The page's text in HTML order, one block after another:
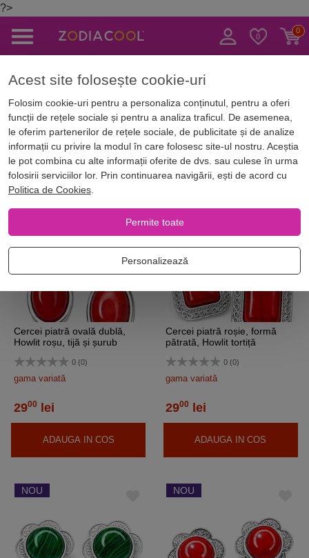
?>
Magazin Online Bijuterii norocoase Cercei cu pietre semipretioase
Cercei cu pietre semipretioase
Filtrează Cele mai noi Piatra Culoare
Cercei piatră ovală dublă,
Howlit roșu, tijă și șurub
0 (0)
gama variată
2900 lei
ADAUGA IN COS
NOU
Cercei piatră roșie, formă
pătrată, Howlit tortiță
0 (0)
gama variată
2900 lei
ADAUGA IN COS
NOU NOU
Acest site folosește cookie-uri
Folosim cookie-uri pentru a personaliza conținutul, pentru a oferi
funcții de rețele sociale și pentru a analiza traficul. De asemenea,
le oferim partenerilor de rețele sociale, de publicitate și de analize
informații cu privire la modul în care folosesc site-ul nostru. Aceștia
le pot combina cu alte informații oferite de dvs. sau culese în urma
folosirii serviciilor lor. Prin continuarea navigării, ești de acord cu
Politica de Cookies.
Permite toate
Personalizează